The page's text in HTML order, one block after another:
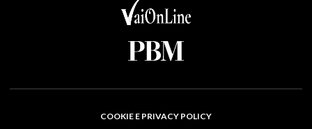
COOKIE E PRIVACY POLICY